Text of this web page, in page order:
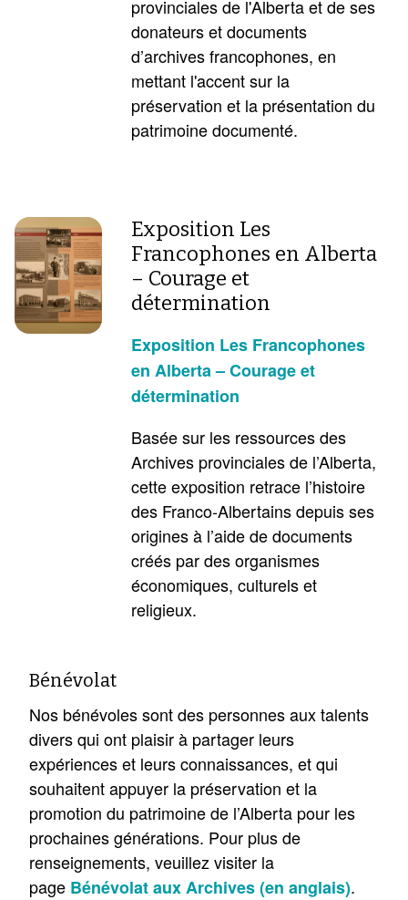
provinciales de l'Alberta et de ses
donateurs et documents
d’archives francophones, en
mettant l'accent sur la
préservation et la présentation du
patrimoine documenté.
Exposition Les
Francophones en Alberta
– Courage et
détermination
Exposition Les Francophones
en Alberta – Courage et
détermination
Basée sur les ressources des
Archives provinciales de l’Alberta,
cette exposition retrace l’histoire
des Franco-Albertains depuis ses
origines à l’aide de documents
créés par des organismes
économiques, culturels et
religieux.
Bénévolat
Nos bénévoles sont des personnes aux talents
divers qui ont plaisir à partager leurs
expériences et leurs connaissances, et qui
souhaitent appuyer la préservation et la
promotion du patrimoine de l’Alberta pour les
prochaines générations. Pour plus de
renseignements, veuillez visiter la
page Bénévolat aux Archives (en anglais).